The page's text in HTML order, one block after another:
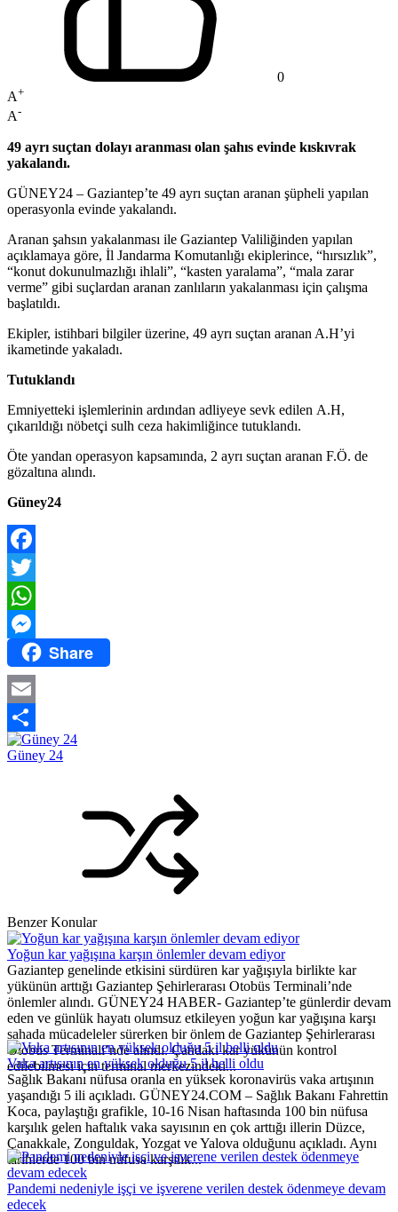
0
A+
A-
49 ayrı suçtan dolayı aranması olan şahıs evinde kıskıvrak
yakalandı.
GÜNEY24 – Gaziantep’te 49 ayrı suçtan aranan şüpheli yapılan
operasyonla evinde yakalandı.
Aranan şahsın yakalanması ile Gaziantep Valiliğinden yapılan
açıklamaya göre, İl Jandarma Komutanlığı ekiplerince, “hırsızlık”,
“konut dokunulmazlığı ihlali”, “kasten yaralama”, “mala zarar
verme” gibi suçlardan aranan zanlıların yakalanması için çalışma
başlatıldı.
Ekipler, istihbari bilgiler üzerine, 49 ayrı suçtan aranan A.H’yi
ikametinde yakaladı.
Tutuklandı
Emniyetteki işlemlerinin ardından adliyeye sevk edilen A.H,
çıkarıldığı nöbetçi sulh ceza hakimliğince tutuklandı.
Öte yandan operasyon kapsamında, 2 ayrı suçtan aranan F.Ö. de
gözaltına alındı.
Güney24
Facebook
Twitter
WhatsApp
MessengerShare
Email
Share
Güney 24
Benzer Konular
Yoğun kar yağışına karşın önlemler devam ediyor
Gaziantep genelinde etkisini sürdüren kar yağışıyla birlikte kar
yükünün arttığı Gaziantep Şehirlerarası Otobüs Terminali’nde
önlemler alındı. GÜNEY24 HABER- Gaziantep’te günlerdir devam
eden ve günlük hayatı olumsuz etkileyen yoğun kar yağışına karşı
sahada mücadeleler sürerken bir önlem de Gaziantep Şehirlerarası
Otobüs Terminali’nde alındı. Çatıdaki kar yükünün kontrol
edilebilmesi için terminal merkezindeki...
Vaka artışının en yüksek olduğu 5 il belli oldu
Sağlık Bakanı nüfusa oranla en yüksek koronavirüs vaka artışının
yaşandığı 5 ili açıkladı. GÜNEY24.COM – Sağlık Bakanı Fahrettin
Koca, paylaştığı grafikle, 10-16 Nisan haftasında 100 bin nüfusa
karşılık gelen haftalık vaka sayısının en çok arttığı illerin Düzce,
Çanakkale, Zonguldak, Yozgat ve Yalova olduğunu açıkladı. Aynı
tarihlerde 100 bin nüfusa karşılık...
Pandemi nedeniyle işçi ve işverene verilen destek ödenmeye devam
edecek